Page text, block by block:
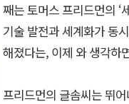
째는 토머스 프리드먼의
기술 발전과 세계화가 동
해졌다는, 이제 와 생각하
프리드먼의 글솜씨는 뛰